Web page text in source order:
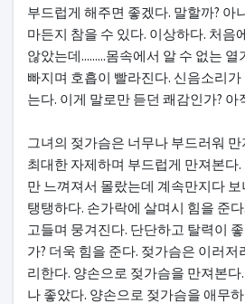
부드럽게 해주면 좋겠다. 말할까? 아
마든지 참을 수 있다. 이상하다. 처음
않았는데.........몸속에서 알 수 없는
빠지며 호흡이 빨라진다. 신음소리
는다. 이게 말로만 듣던 쾌감인가? 아
그녀의 젖가슴은 너무나 부드러워
최대한 자제하며 부드럽게 만져본다
만 느껴져서 몰랐는데 계속만지다
탱탱하다. 손가락에 살며시 힘을 준
고들며 뭉겨진다. 단단하고 탈력이
가? 더욱 힘을 준다. 젖가슴은 이러
리한다. 양손으로 젖가슴을 만져본
나 좋았다. 양손으로 젖가슴을 애무